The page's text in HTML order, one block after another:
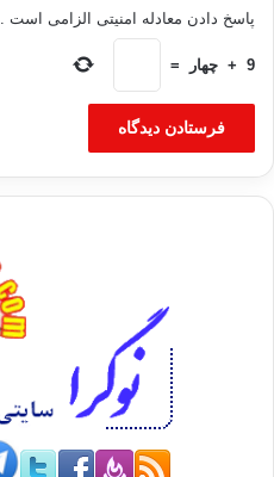
پاسخ دادن معادله امنیتی الزامی است .
9
+ چهار =